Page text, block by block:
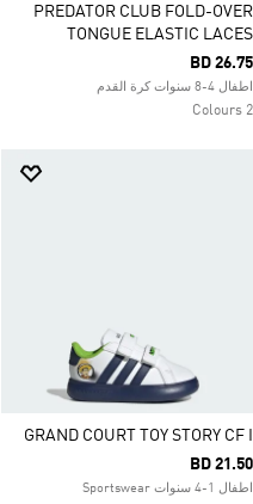
PREDATOR CLUB FOLD-OVER
TONGUE ELASTIC LACES
BD 26.75
اطفال 4-8 سنوات كرة القدم
2 Colours
GRAND COURT TOY STORY CF I
BD 21.50
اطفال 1-4 سنوات Sportswear